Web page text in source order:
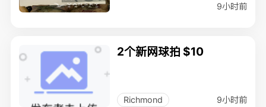
9小时前
2个新网球拍 $10
Richmond 9小时前